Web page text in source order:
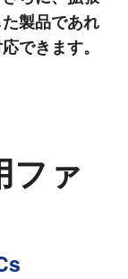
製品であれ
できます。
ファ